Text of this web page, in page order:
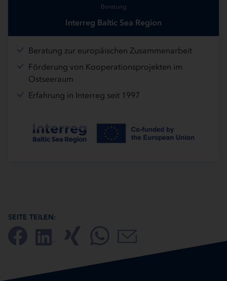
Beratung
Interreg Baltic Sea Region
Beratung zur europäischen Zusammenarbeit
Förderung von Kooperationsprojekten im
Ostseeraum
Erfahrung in Interreg seit 1997
SEITE TEILEN: